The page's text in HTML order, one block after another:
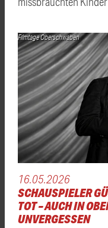
Filmtage Oberschwaben
16.05.2026
SCHAUSPIELER
TOT – AUCH IN
UNVERGESSEN